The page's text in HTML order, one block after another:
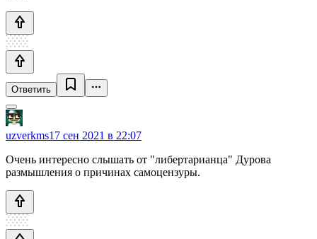
Ответить
uzverkms17 сен 2021 в 22:07
Очень интересно слышать от "либертарианца" Дурова
размышления о причинах самоцензуры.